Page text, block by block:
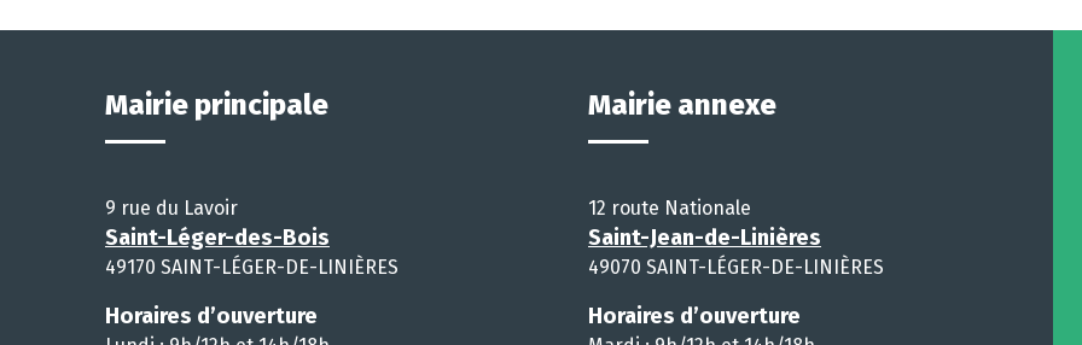
Mairie principale
9 rue du Lavoir
Saint-Léger-des-Bois
49170 SAINT-LÉGER-DE-LINIÈRES
Horaires d’ouverture
Mairie annexe
12 route Nationale
Saint-Jean-de-Linières
49070 SAINT-LÉGER-DE-LINIÈRES
Horaires d’ouverture